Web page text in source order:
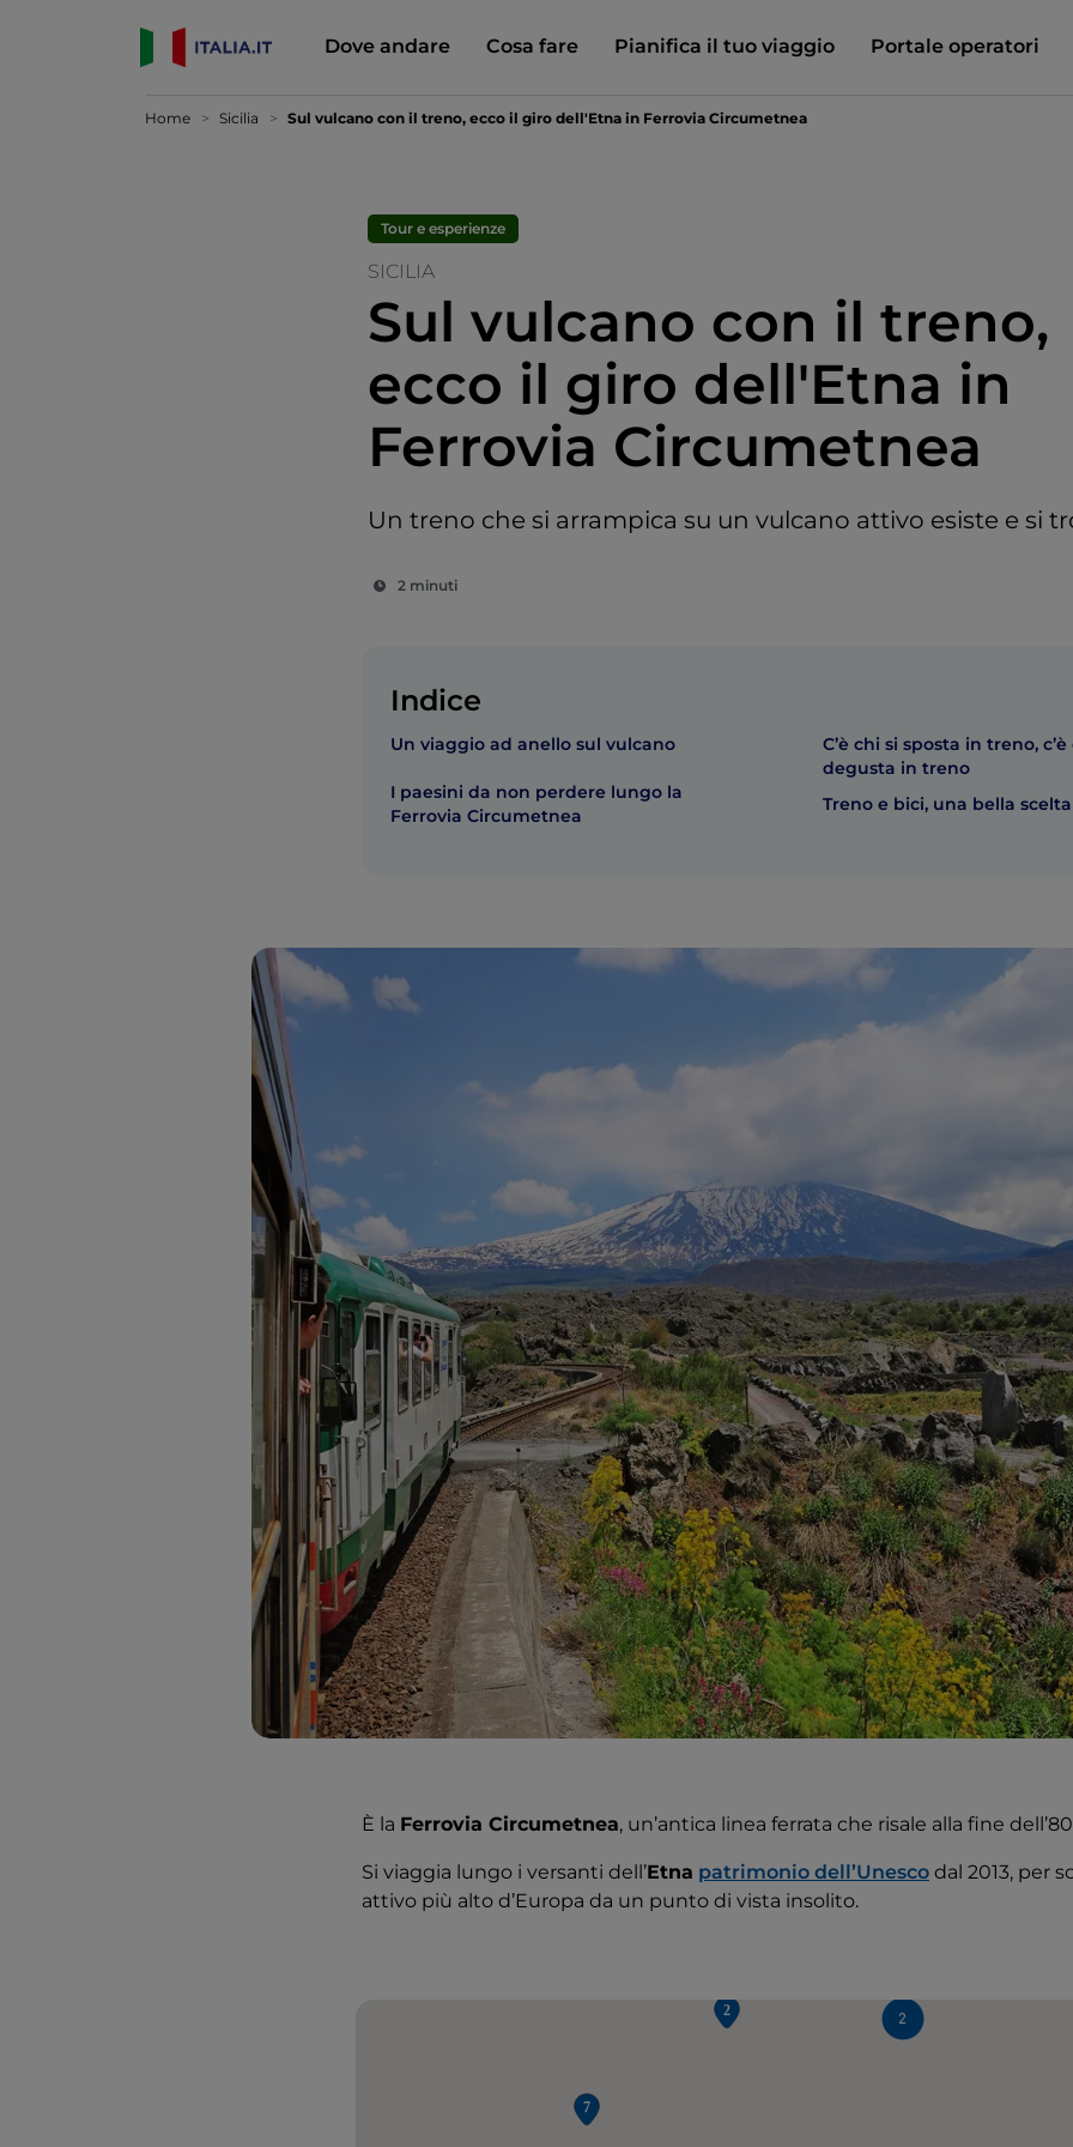
Dove andare Cosa fare Pianifica il tuo viaggio Portale operatori
Home Sicilia Sul vulcano con il treno, ecco il giro dell'Etna in Ferrovia Circumetnea
Tour e esperienze
SICILIA
Sul vulcano con il treno,
ecco il giro dell'Etna in
Ferrovia Circumetnea
Un treno che si arrampica su un vulcano attivo esiste e si
2 minuti
Indice
Un viaggio ad anello sul vulcano
I paesini da non perdere lungo la
Ferrovia Circumetnea
C’è chi si sposta in treno,
degusta in treno
Treno e bici, una bella scelta
È la Ferrovia Circumetnea, un’antica linea ferrata che risale alla fine
Si viaggia lungo i versanti dell’Etna patrimonio dell’Unesco dal 2013, per
attivo più alto d’Europa da un punto di vista insolito.
2